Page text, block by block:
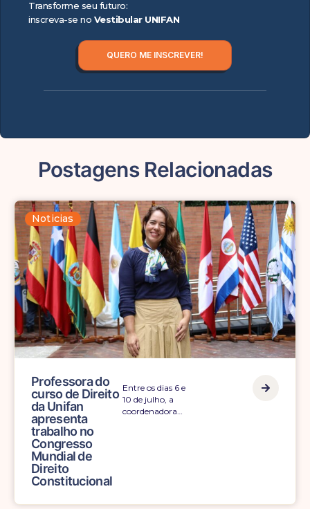
Transforme seu futuro:
inscreva-se no Vestibular UNIFAN
QUERO ME INSCREVER!
Postagens Relacionadas
Noticias
Professora do
curso de Direito
da Unifan
apresenta
trabalho no
Congresso
Mundial de
Direito
Constitucional
Entre os dias 6 e
10 de julho, a
coordenadora…